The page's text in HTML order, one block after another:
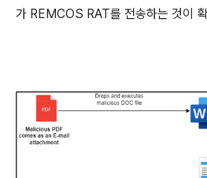
가 REMCOS RAT를 전송하는 것이